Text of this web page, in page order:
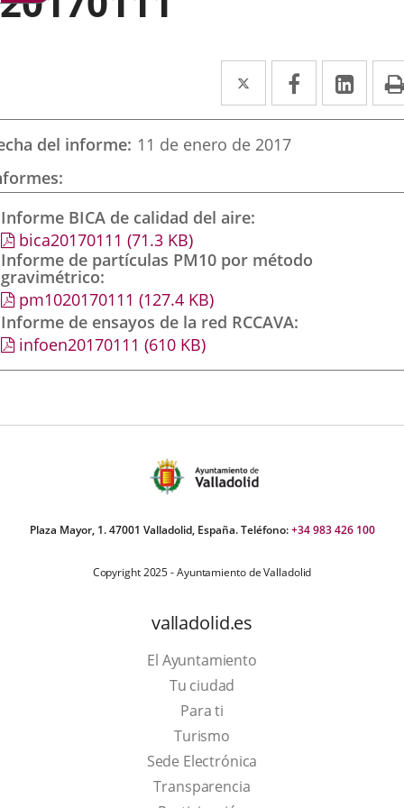
Twitter
Enlace
a
una
externa.
Facebook
Enlace
a
externa.
a
del informe 11 de enero de 2017
Informe BICA de calidad del aire
bica20170111 (71.3 KB)
Informe de partículas PM10 por método
gravimétrico
pm1020170111 (127.4 KB)
Informe de ensayos de la red RCCAVA
infoen20170111 (610 KB)
Plaza Mayor, 1. 47001 Valladolid, España. Teléfono:+34 983 426 100
Copyright 2025 - Ayuntamiento de Valladolid
valladolid.es
El Ayuntamiento
Tu ciudad
Para ti
TurismoThis
link
will
Sede Electrónica
Transparencia